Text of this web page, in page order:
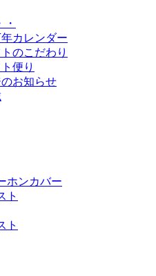
カレンダー
のこだわり
便り
お知らせ
ホンカバー
ト
ト